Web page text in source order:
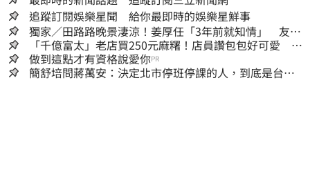
追蹤訂閱娛樂星聞 給你最即時的娛樂星鮮事
獨家／田路路晚景淒涼！姜厚任「3年前就知情」 友人
私下援助內幕曝光
「千億富太」老店買250元麻糬！店員讚包包好可愛 笑
回：我自己做的
做到這點才有資格說愛你PR
簡舒培問蔣萬安：決定北市停班停課的人，到底是台北